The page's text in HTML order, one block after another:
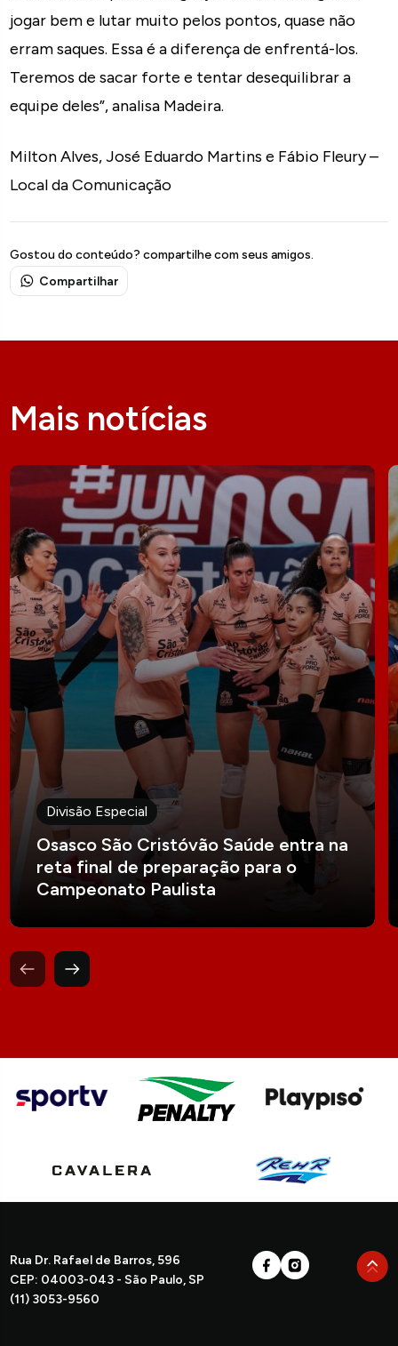
jogar bem e lutar muito pelos pontos, quase não
erram saques. Essa é a diferença de enfrentá-los.
Teremos de sacar forte e tentar desequilibrar a
equipe deles”, analisa Madeira.
Milton Alves, José Eduardo Martins e Fábio Fleury –
Local da Comunicação
Gostou do conteúdo? compartilhe com seus amigos.
Compartilhar
Mais notícias
Divisão Especial
Osasco São Cristóvão Saúde entra na
reta final de preparação para o
Campeonato Paulista
Rua Dr. Rafael de Barros, 596
CEP: 04003-043 - São Paulo, SP
(11) 3053-9560